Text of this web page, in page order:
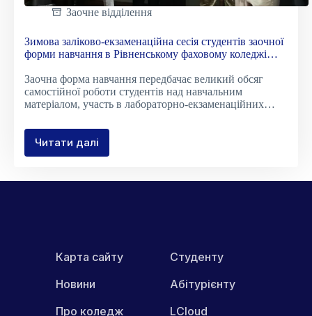
Заочне відділення
Зимова заліково-екзаменаційна сесія студентів заочної
форми навчання в Рівненському фаховому коледжі
Заочна форма навчання передбачає великий обсяг
самостійної роботи студентів над навчальним
матеріалом, участь в лабораторно-екзаменаційних…
Читати далі
Зимова
в
Рівненському
фаховому
НУБіП
Карта сайту
Новини
Про коледж
Студенту
Абітурієнту
LCloud